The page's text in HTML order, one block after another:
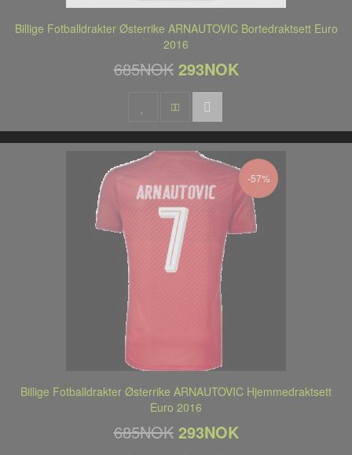
Billige Fotballdrakter Østerrike ARNAUTOVIC Bortedraktsett Euro
2016
685NOK 293NOK
-57%
Billige Fotballdrakter Østerrike ARNAUTOVIC Hjemmedraktsett
Euro 2016
685NOK 293NOK